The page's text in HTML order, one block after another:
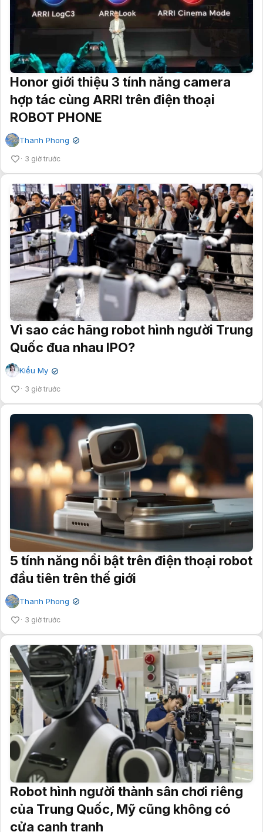
Honor giới thiệu 3 tính năng camera
hợp tác cùng ARRI trên điện thoại
ROBOT PHONE
Thanh Phong ✔
3 giờ trước
Vì sao các hãng robot hình người Trung
Quốc đua nhau IPO?
Kiều My ✔
3 giờ trước
5 tính năng nổi bật trên điện thoại robot
đầu tiên trên thế giới
Thanh Phong ✔
3 giờ trước
Robot hình người thành sân chơi riêng
của Trung Quốc, Mỹ cũng không có
cửa cạnh tranh